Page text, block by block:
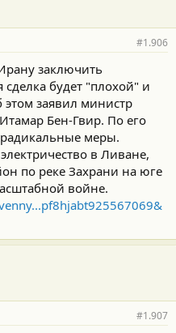
#1.906
заключить
будет "плохой" и
заявил министр
Бен-Гвир. По его
меры.
в Ливане,
по реке Захрани на юге
войне.
#1.907